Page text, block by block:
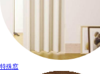
特殊窓